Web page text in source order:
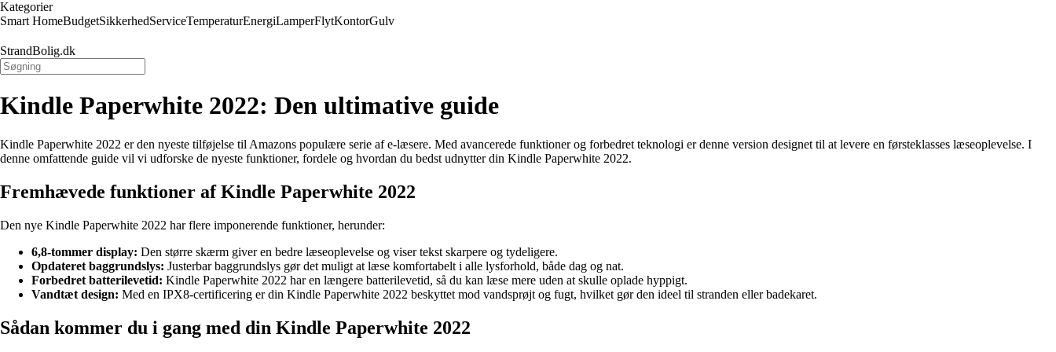
Kategorier
Smart HomeBudgetSikkerhedServiceTemperaturEnergiLamperFlytKontorGulv
StrandBolig.dk
Kindle Paperwhite 2022: Den ultimative guide
Kindle Paperwhite 2022 er den nyeste tilføjelse til Amazons populære serie af e-læsere. Med avancerede funktioner og forbedret teknologi er denne version designet til at levere en førsteklasses læseoplevelse. I
denne omfattende guide vil vi udforske de nyeste funktioner, fordele og hvordan du bedst udnytter din Kindle Paperwhite 2022.
Fremhævede funktioner af Kindle Paperwhite 2022
Den nye Kindle Paperwhite 2022 har flere imponerende funktioner, herunder:
6,8-tommer display: Den større skærm giver en bedre læseoplevelse og viser tekst skarpere og tydeligere.
Opdateret baggrundslys: Justerbar baggrundslys gør det muligt at læse komfortabelt i alle lysforhold, både dag og nat.
Forbedret batterilevetid: Kindle Paperwhite 2022 har en længere batterilevetid, så du kan læse mere uden at skulle oplade hyppigt.
Vandtæt design: Med en IPX8-certificering er din Kindle Paperwhite 2022 beskyttet mod vandsprøjt og fugt, hvilket gør den ideel til stranden eller badekaret.
Sådan kommer du i gang med din Kindle Paperwhite 2022